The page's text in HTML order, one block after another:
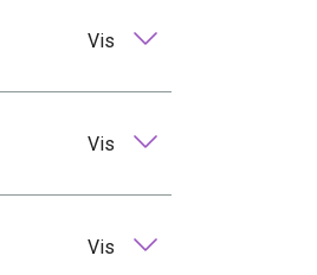
Vis
Vis
Vis